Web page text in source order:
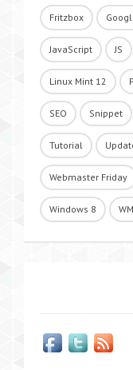
Fritzbox
JavaScript JS
Linux Mint 12
SEO Snippet
Tutorial
Webmaster Friday
Windows 8